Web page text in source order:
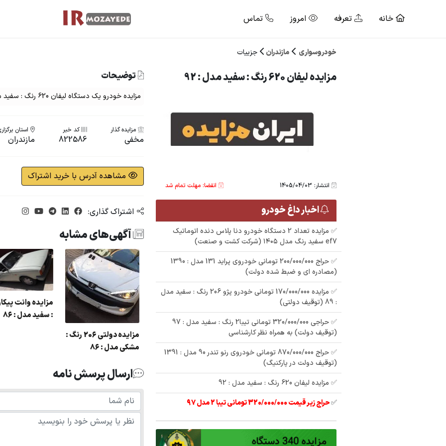
خانه تعرفه امروز تماس
خودروسواری مازندران جزییات
مزایده لیفان 620 رنگ : سفید مدل : 92
انتشار: 1405/04/03 انقضا: مهلت تمام شد
اخبار داغ خودرو
✅ مزایده تعداد 2 دستگاه خودرو دنا پلاس دنده اتوماتیک
ef7 سفید رنگ مدل ۱۴۰۵ (شرکت کشت و صنعت)
✅ حراج 200/000/000 تومانی خودروی پراید 131 مدل : 1390
(مصادره ای و ضبط شده دولت)
✅ مزایده 170/000/000 تومانی خودرو پژو 206 رنگ : سفید مدل
: 89 (توقیف دولتی)
✅ حراجی 320/000/000 تومانی تیبا2 رنگ : سفید مدل : 97
(توقیف دولت) به همراه نظر کارشناسی
✅ حراج 870/000/000 تومانی خودروی رنو تندر 90 مدل : 1391
(توقیف دولت در پارکنیگ)
✅ مزایده لیفان 620 رنگ : سفید مدل : 92
✅حراج زیر قیمت 320/000/000 تومانی تیبا 2 مدل 97
توضیحات
مزایده خودرو یک دستگاه لیفان 620 رنگ : سفید مدل : 92
مزایده گذار
مخفی
کد خبر
822586
استان
مازندران
مشاهده آدرس با خرید اشتراک
اشتراک گذاری:
آگهی‌های مشابه
مزایده وانت
: سفید مدل : 86
مزایده دولتی 206 رنگ :
مشکی مدل : 86
مزایده یک دستگاه 405
مزایده یک دستگاه
پیکان وانت رنگ : سفید
مدل : 78
مزایده یک دستگاه تیبا2
ارسال پرسش نامه